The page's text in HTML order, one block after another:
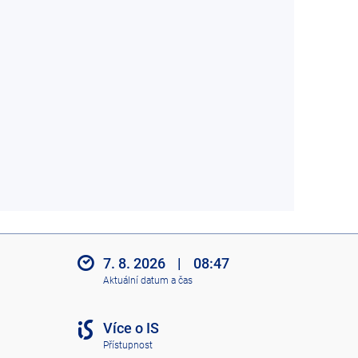
7. 8. 2026 | 08:47
Aktuální datum a čas
Více o IS
Přístupnost